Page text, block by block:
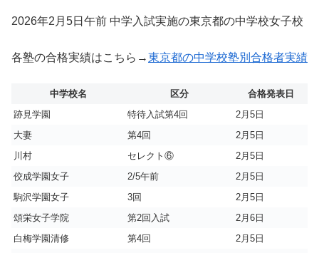
2026年2月5日午前 中学入試実施の東京都の中学校女子校
各塾の合格実績はこちら→東京都の中学校塾別合格者実績
中学校名 区分
合格発表日
跡見学園
特待入試第4回
2月5日
大妻
第4回
2月5日
川村
セレクト⑥
2月5日
佼成学園女子
2/5午前
2月5日
駒沢学園女子
3回
2月5日
頌栄女子学院
第2回入試
2月6日
白梅学園清修
第4回
2月5日